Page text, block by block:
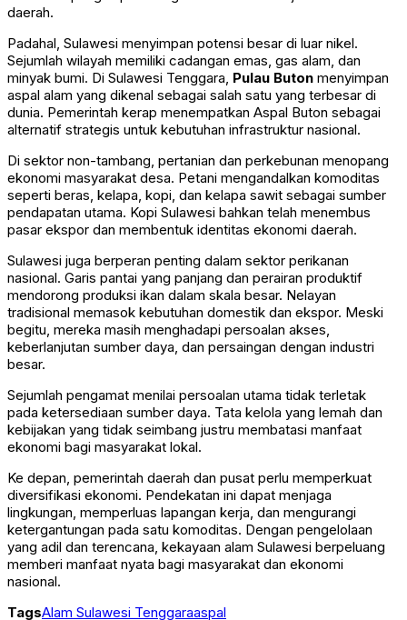
daerah.
Padahal, Sulawesi menyimpan potensi besar di luar nikel.
Sejumlah wilayah memiliki cadangan emas, gas alam, dan
minyak bumi. Di Sulawesi Tenggara, Pulau Buton menyimpan
aspal alam yang dikenal sebagai salah satu yang terbesar di
dunia. Pemerintah kerap menempatkan Aspal Buton sebagai
alternatif strategis untuk kebutuhan infrastruktur nasional.
Di sektor non-tambang, pertanian dan perkebunan menopang
ekonomi masyarakat desa. Petani mengandalkan komoditas
seperti beras, kelapa, kopi, dan kelapa sawit sebagai sumber
pendapatan utama. Kopi Sulawesi bahkan telah menembus
pasar ekspor dan membentuk identitas ekonomi daerah.
Sulawesi juga berperan penting dalam sektor perikanan
nasional. Garis pantai yang panjang dan perairan produktif
mendorong produksi ikan dalam skala besar. Nelayan
tradisional memasok kebutuhan domestik dan ekspor. Meski
begitu, mereka masih menghadapi persoalan akses,
keberlanjutan sumber daya, dan persaingan dengan industri
besar.
Sejumlah pengamat menilai persoalan utama tidak terletak
pada ketersediaan sumber daya. Tata kelola yang lemah dan
kebijakan yang tidak seimbang justru membatasi manfaat
ekonomi bagi masyarakat lokal.
Ke depan, pemerintah daerah dan pusat perlu memperkuat
diversifikasi ekonomi. Pendekatan ini dapat menjaga
lingkungan, memperluas lapangan kerja, dan mengurangi
ketergantungan pada satu komoditas. Dengan pengelolaan
yang adil dan terencana, kekayaan alam Sulawesi berpeluang
memberi manfaat nyata bagi masyarakat dan ekonomi
nasional.
TagsAlam Sulawesi Tenggaraaspal